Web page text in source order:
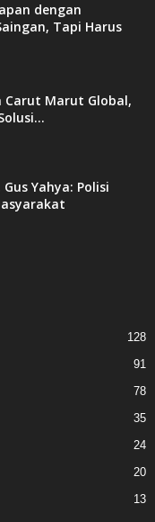
dengan
Tapi Harus
Carut Marut Global,
Yahya: Polisi
128
91
78
35
24
20
13